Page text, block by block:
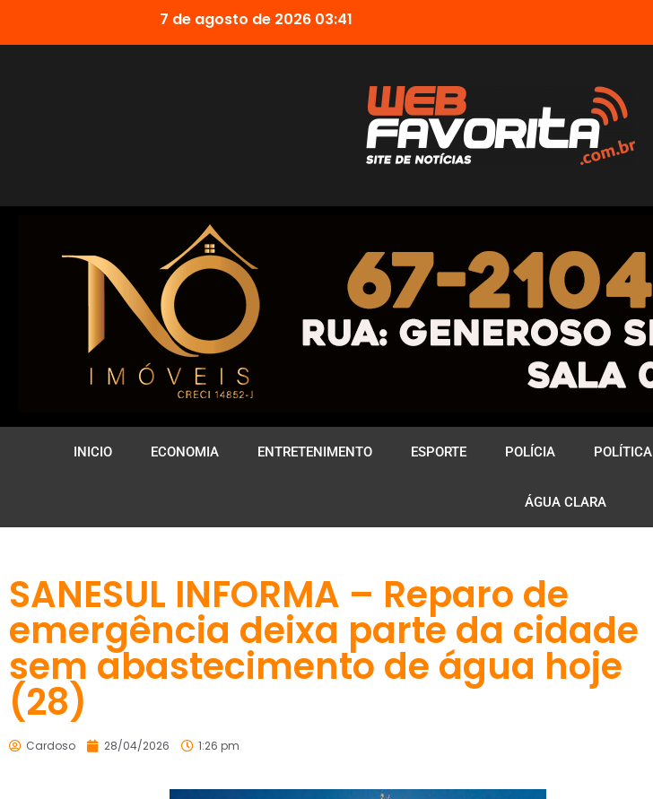
7 de agosto de 2026 03:41
INICIO ECONOMIA ENTRETENIMENTO ESPORTE POLÍCIA POLÍTICA
ÁGUA CLARA
SANESUL INFORMA – Reparo de
emergência deixa parte da cidade
sem abastecimento de água hoje
(28)
Cardoso 28/04/2026 1:26 pm